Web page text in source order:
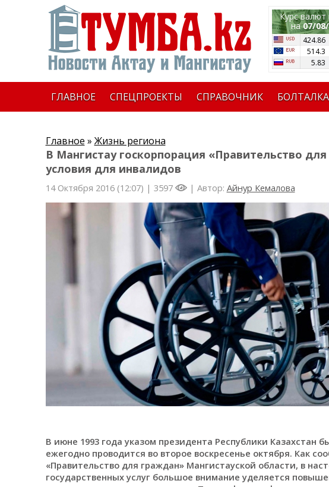
Курс валют
на07/
424.86
514.3
5.83
ГЛАВНОЕ СПЕЦПРОЕКТЫ СПРАВОЧНИК БОЛТАЛКА
Главное » Жизнь региона
В Мангистау госкорпорация «Правительство
условия для инвалидов
14 Октября 2016 (12:07) | 3597 | Автор: Айнур Кемалова
В июне 1993 года указом президента Республики Казахстан
ежегодно проводится во второе воскресенье октября. Как
«Правительство для граждан» Мангистауской области, в
государственных услуг большое внимание уделяется